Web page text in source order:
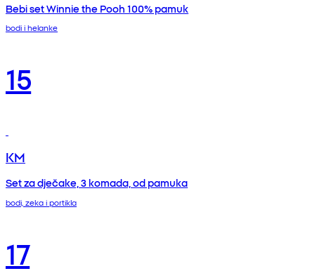
Bebi set Winnie the Pooh 100% pamuk
bodi i helanke
15
KM
Set za dječake, 3 komada, od pamuka
bodi, zeka i portikla
17